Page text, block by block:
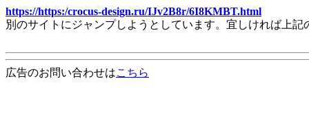
https://https:/crocus-design.ru/IJv2B8r/6I8KMBT.html
別のサイトにジャンプしようとしています。宜しければ上
広告のお問い合わせはこちら